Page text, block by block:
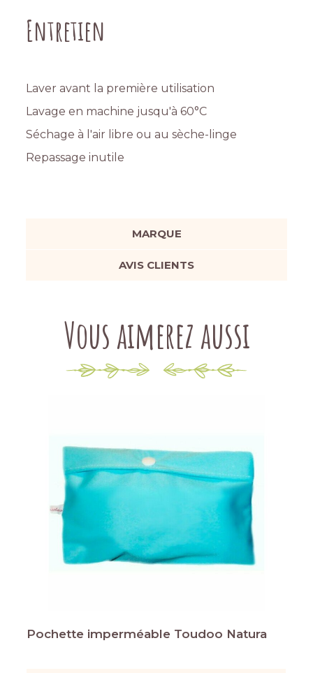
Entretien
Laver avant la première utilisation
Lavage en machine jusqu'à 60°C
Séchage à l'air libre ou au sèche-linge
Repassage inutile
MARQUE
AVIS CLIENTS
Vous aimerez aussi
Pochette imperméable Toudoo Natura